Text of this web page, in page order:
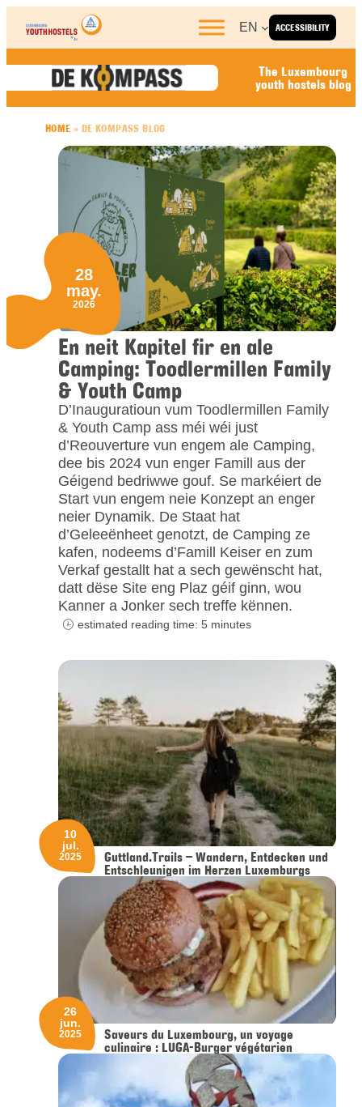
Skip to content
ACCESSIBILITY
EN
The Luxembourg
youth hostels blog
HOME » DE KOMPASS BLOG
En neit Kapitel fir en ale
Camping: Toodlermillen Family
& Youth Camp
D’Inauguratioun vum Toodlermillen Family
& Youth Camp ass méi wéi just
d’Reouverture vun engem ale Camping,
dee bis 2024 vun enger Famill aus der
Géigend bedriwwe gouf. Se markéiert de
Start vun engem neie Konzept an enger
neier Dynamik. De Staat hat
d’Geleeënheet genotzt, de Camping ze
kafen, nodeems d’Famill Keiser en zum
Verkaf gestallt hat a sech gewënscht hat,
datt dëse Site eng Plaz géif ginn, wou
Kanner a Jonker sech treffe kënnen.
28
may.
2026
estimated reading time: 5 minutes
Guttland.Trails – Wandern, Entdecken und
Entschleunigen im Herzen Luxemburgs
10
jul.
2025
Saveurs du Luxembourg, un voyage
culinaire : LUGA-Burger végétarien
26
jun.
2025